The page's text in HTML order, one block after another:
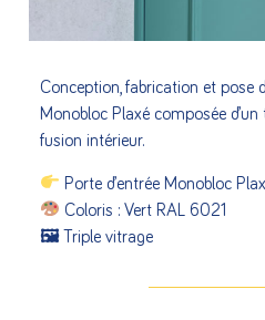
Conception, fabrication et pose
Monobloc Plaxé composée
fusion intérieur.
Porte d’entrée Monobloc
Coloris : Vert RAL 6021
🖼 Triple vitrage